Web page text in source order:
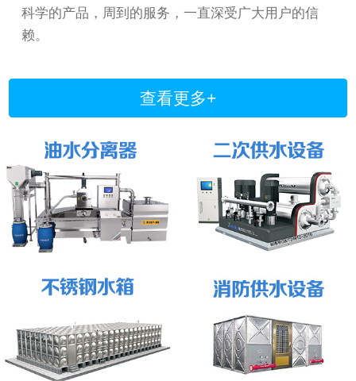
科学的产品，周到的服务，一直深受广大用户的信
赖。
查看更多+